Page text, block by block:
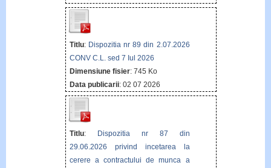
Titlu: Dispozitia nr 89 din 2.07.2026
CONV C.L. sed 7 Iul 2026
Dimensiune fisier: 745 Ko
Data publicarii: 02 07 2026
Titlu: Dispozitia nr 87 din
29.06.2026 privind incetarea la
cerere a contractului de munca a